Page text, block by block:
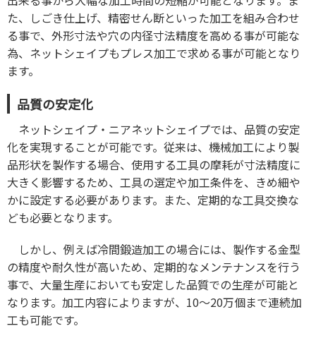
た、しごき仕上げ、精密せん断といった加工を組み合わせ
る事で、外形寸法や穴の内径寸法精度を高める事が可能な
為、ネットシェイプもプレス加工で求める事が可能となり
ます。
品質の安定化
ネットシェイプ・ニアネットシェイプでは、品質の安定
化を実現することが可能です。従来は、機械加工により製
品形状を製作する場合、使用する工具の摩耗が寸法精度に
大きく影響するため、工具の選定や加工条件を、きめ細や
かに設定する必要があります。また、定期的な工具交換な
ども必要となります。
しかし、例えば冷間鍛造加工の場合には、製作する金型
の精度や耐久性が高いため、定期的なメンテナンスを行う
事で、大量生産においても安定した品質での生産が可能と
なります。加工内容によりますが、10～20万個まで連続加
工も可能です。